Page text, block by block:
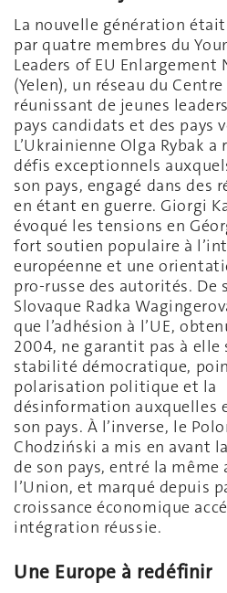
La nouvelle génération
par quatre membres du
Leaders of EU Enlargement
(Yelen), un réseau du
réunissant de jeunes
pays candidats et des pays
L’Ukrainienne Olga Rybak a
défis exceptionnels
son pays, engagé dans des
en étant en guerre. Giorgi
évoqué les tensions en
fort soutien populaire à
européenne et une
pro-russe des autorités. De
Slovaque Radka
que l’adhésion à l’UE,
2004, ne garantit pas à elle
stabilité démocratique,
polarisation politique et la
désinformation auxquelles
son pays. À l’inverse, le
Chodziński a mis en avant
de son pays, entré la même
l’Union, et marqué depuis
croissance économique
intégration réussie.
Une Europe à redéfinir